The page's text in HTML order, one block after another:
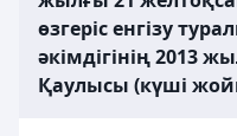
өзгеріс енгізу
әкімдігінің 2013
Қаулысы (күші